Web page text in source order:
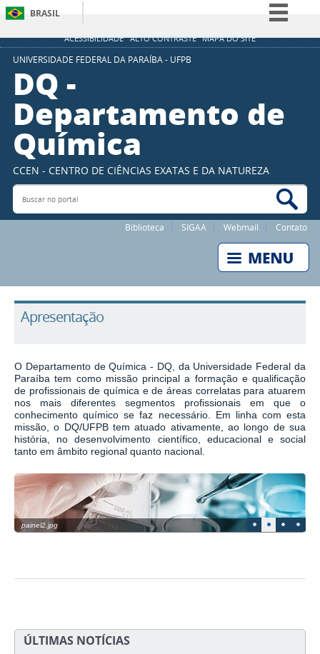
ACESSIBILIDADE ALTO CONTRASTE MAPA DO SITE
BRASIL
Simplifique!
Acesso à informação
Legislação
UNIVERSIDADE FEDERAL DA PARAÍBA - UFPB
DQ -
Departamento de
Química
CCEN - CENTRO DE CIÊNCIAS EXATAS E DA NATUREZA
Buscar no portal
Biblioteca SIGAA Webmail Contato
Apresentação
O Departamento de Química - DQ, da Universidade Federal da
Paraíba tem como missão principal a formação e qualificação
de profissionais de química e de áreas correlatas para atuarem
nos mais diferentes segmentos profissionais em que o
conhecimento químico se faz necessário. Em linha com esta
missão, o DQ/UFPB tem atuado ativamente, ao longo de sua
história, no desenvolvimento científico, educacional e social
tanto em âmbito regional quanto nacional.
painel2.jpg
ÚLTIMAS NOTÍCIAS